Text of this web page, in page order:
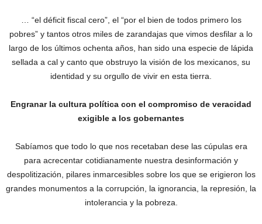
… “el déficit fiscal cero”, el “por el bien de todos primero los
pobres” y tantos otros miles de zarandajas que vimos desfilar a lo
largo de los últimos ochenta años, han sido una especie de lápida
sellada a cal y canto que obstruyo la visión de los mexicanos, su
identidad y su orgullo de vivir en esta tierra.
Engranar la cultura política con el compromiso de veracidad
exigible a los gobernantes
Sabíamos que todo lo que nos recetaban dese las cúpulas era
para acrecentar cotidianamente nuestra desinformación y
despolitización, pilares inmarcesibles sobre los que se erigieron los
grandes monumentos a la corrupción, la ignorancia, la represión, la
intolerancia y la pobreza.